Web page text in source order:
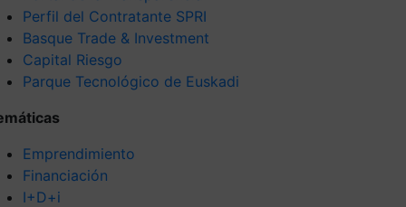
Perfil del Contratante SPRI
Basque Trade & Investment
Capital Riesgo
Parque Tecnológico de Euskadi
Emprendimiento
Financiación
I+D+i